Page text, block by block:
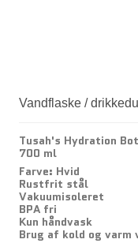
Vandflaske /
Tusah's Hydration
700 ml
Farve: Hvid
Rustfrit stål
Vakuumisoleret
BPA fri
Kun håndvask
Brug af kold og varm